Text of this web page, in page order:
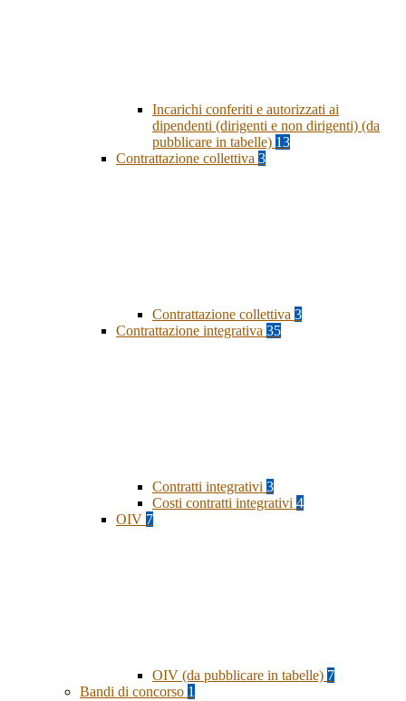
Incarichi conferiti e autorizzati ai
dipendenti (dirigenti e non dirigenti) (da
pubblicare in tabelle) 13
Contrattazione collettiva 3
Contrattazione collettiva 3
Contrattazione integrativa 35
Contratti integrativi 3
Costi contratti integrativi 4
OIV 7
OIV (da pubblicare in tabelle) 7
Bandi di concorso 1